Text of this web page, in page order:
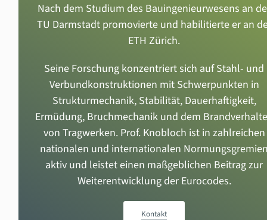
Nach dem Studium des Bauingenieurwesens an
TU Darmstadt promovierte und habilitierte er an
ETH Zürich.
Seine Forschung konzentriert sich auf Stahl- und
Verbundkonstruktionen mit Schwerpunkten in
Strukturmechanik, Stabilität, Dauerhaftigkeit,
Ermüdung, Bruchmechanik und dem
von Tragwerken. Prof. Knobloch ist in zahlreichen
nationalen und internationalen
aktiv und leistet einen maßgeblichen Beitrag zur
Weiterentwicklung der Eurocodes.
Kontakt